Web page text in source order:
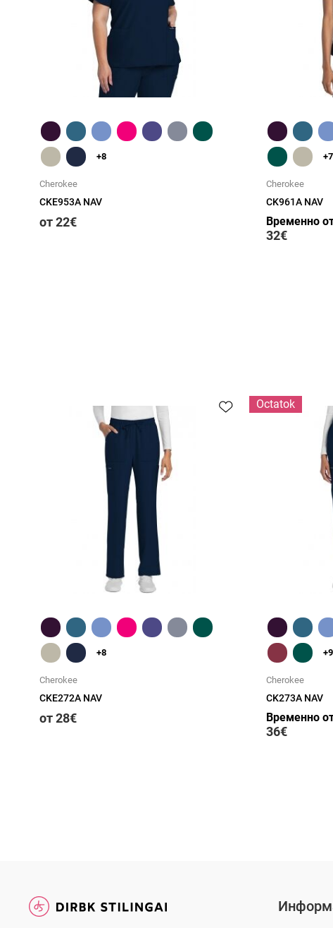
+8
Cherokee
CKE953A NAV
от 22€
+7
Cherokee
CK961A NAV
Временно
32€
+8
Cherokee
CKE272A NAV
от 28€
Оctatok
+9
Cherokee
CK273A NAV
Временно
36€